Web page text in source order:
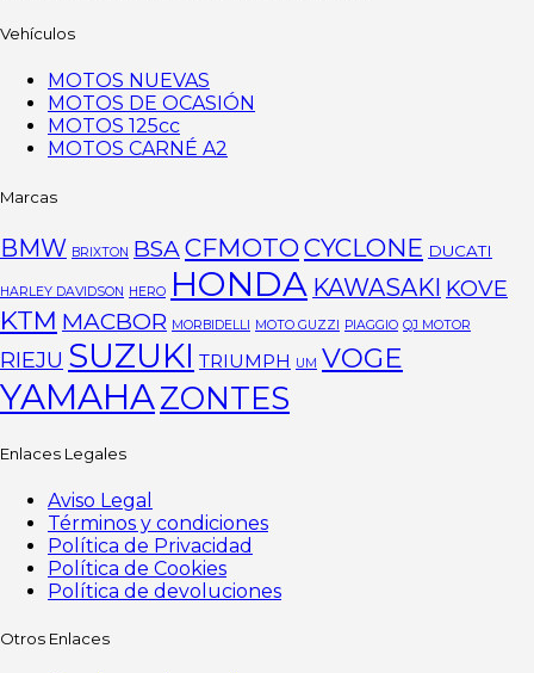
Vehículos
MOTOS NUEVAS
MOTOS DE OCASIÓN
MOTOS 125cc
MOTOS CARNÉ A2
Marcas
BMW BRIXTON BSACFMOTOCYCLONE DUCATI
HARLEY DAVIDSON HERO HONDA KAWASAKI KOVE
KTM MACBOR MORBIDELLI MOTO GUZZI PIAGGIO QJ MOTOR
RIEJU SUZUKI TRIUMPH UM VOGE
YAMAHAZONTES
Enlaces Legales
Aviso Legal
Términos y condiciones
Política de Privacidad
Política de Cookies
Política de devoluciones
Otros Enlaces